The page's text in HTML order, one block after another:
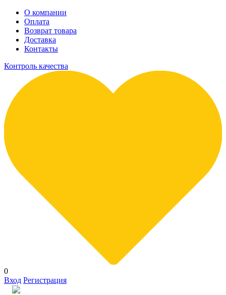
О компании
Оплата
Возврат товара
Доставка
Контакты
Контроль качества
0
Вход Регистрация